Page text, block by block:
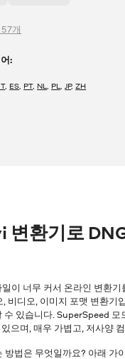
57개
:
IT, ES, PT, NL, PL,JP,ZH
환기로
이 너무 커서 온라인 변환
비디오, 이미지 포맷 변환기
있습니다. SuperSpeed
으며, 매우 가볍고, 저사양
방법은 무엇일까요? 아래 가